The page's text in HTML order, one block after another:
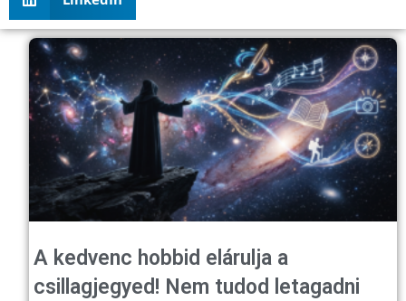
A kedvenc hobbid elárulja a
csillagjegyed! Nem tudod letagadni